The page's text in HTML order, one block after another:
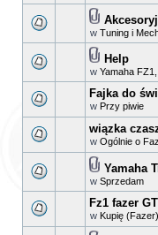
w Tuning i
Help
w Yamaha
Fajka do
w Przy piwie
wiązka
w Ogólnie o
Yamaha
w Sprzedam
Fz1 fazer GT
w Kupię (Fazer)